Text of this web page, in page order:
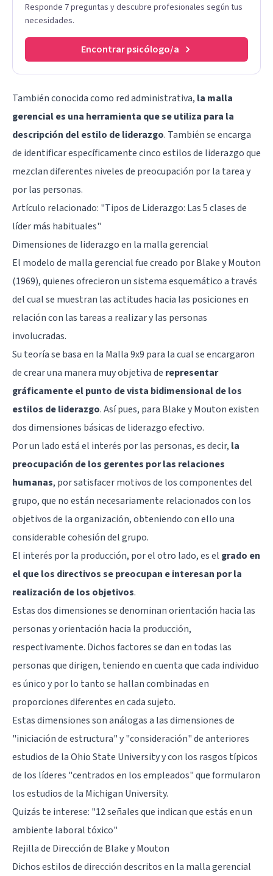
Responde 7 preguntas y descubre profesionales según tus
necesidades.
Encontrar psicólogo/a
También conocida como red administrativa, la malla
gerencial es una herramienta que se utiliza para la
descripción del estilo de liderazgo. También se encarga
de identificar específicamente cinco estilos de liderazgo que
mezclan diferentes niveles de preocupación por la tarea y
por las personas.
Artículo relacionado: "Tipos de Liderazgo: Las 5 clases de
líder más habituales"
Dimensiones de liderazgo en la malla gerencial
El modelo de malla gerencial fue creado por Blake y Mouton
(1969), quienes ofrecieron un sistema esquemático a través
del cual se muestran las actitudes hacia las posiciones en
relación con las tareas a realizar y las personas
involucradas.
Su teoría se basa en la Malla 9x9 para la cual se encargaron
de crear una manera muy objetiva de representar
gráficamente el punto de vista bidimensional de los
estilos de liderazgo. Así pues, para Blake y Mouton existen
dos dimensiones básicas de liderazgo efectivo.
Por un lado está el interés por las personas, es decir, la
preocupación de los gerentes por las relaciones
humanas, por satisfacer motivos de los componentes del
grupo, que no están necesariamente relacionados con los
objetivos de la organización, obteniendo con ello una
considerable cohesión del grupo.
El interés por la producción, por el otro lado, es el grado en
el que los directivos se preocupan e interesan por la
realización de los objetivos.
Estas dos dimensiones se denominan orientación hacia las
personas y orientación hacia la producción,
respectivamente. Dichos factores se dan en todas las
personas que dirigen, teniendo en cuenta que cada individuo
es único y por lo tanto se hallan combinadas en
proporciones diferentes en cada sujeto.
Estas dimensiones son análogas a las dimensiones de
"iniciación de estructura" y "consideración" de anteriores
estudios de la Ohio State University y con los rasgos típicos
de los líderes "centrados en los empleados" que formularon
los estudios de la Michigan University.
Quizás te interese: "12 señales que indican que estás en un
ambiente laboral tóxico"
Rejilla de Dirección de Blake y Mouton
Dichos estilos de dirección descritos en la malla gerencial